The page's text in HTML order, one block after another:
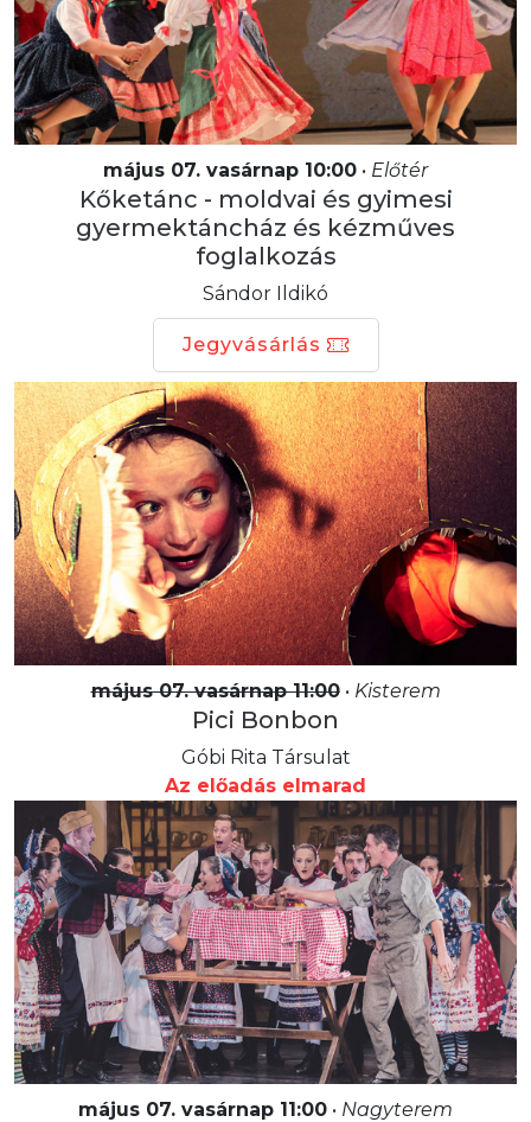
május 07. vasárnap 10:00 • Előtér
Kőketánc - moldvai és gyimesi
gyermektáncház és kézműves
foglalkozás
Sándor Ildikó
Jegyvásárlás
május 07. vasárnap 11:00• Kisterem
Pici Bonbon
Góbi Rita Társulat
Az előadás elmarad
május 07. vasárnap 11:00 • Nagyterem